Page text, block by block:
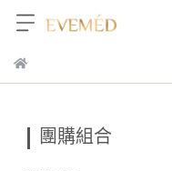
團購組合